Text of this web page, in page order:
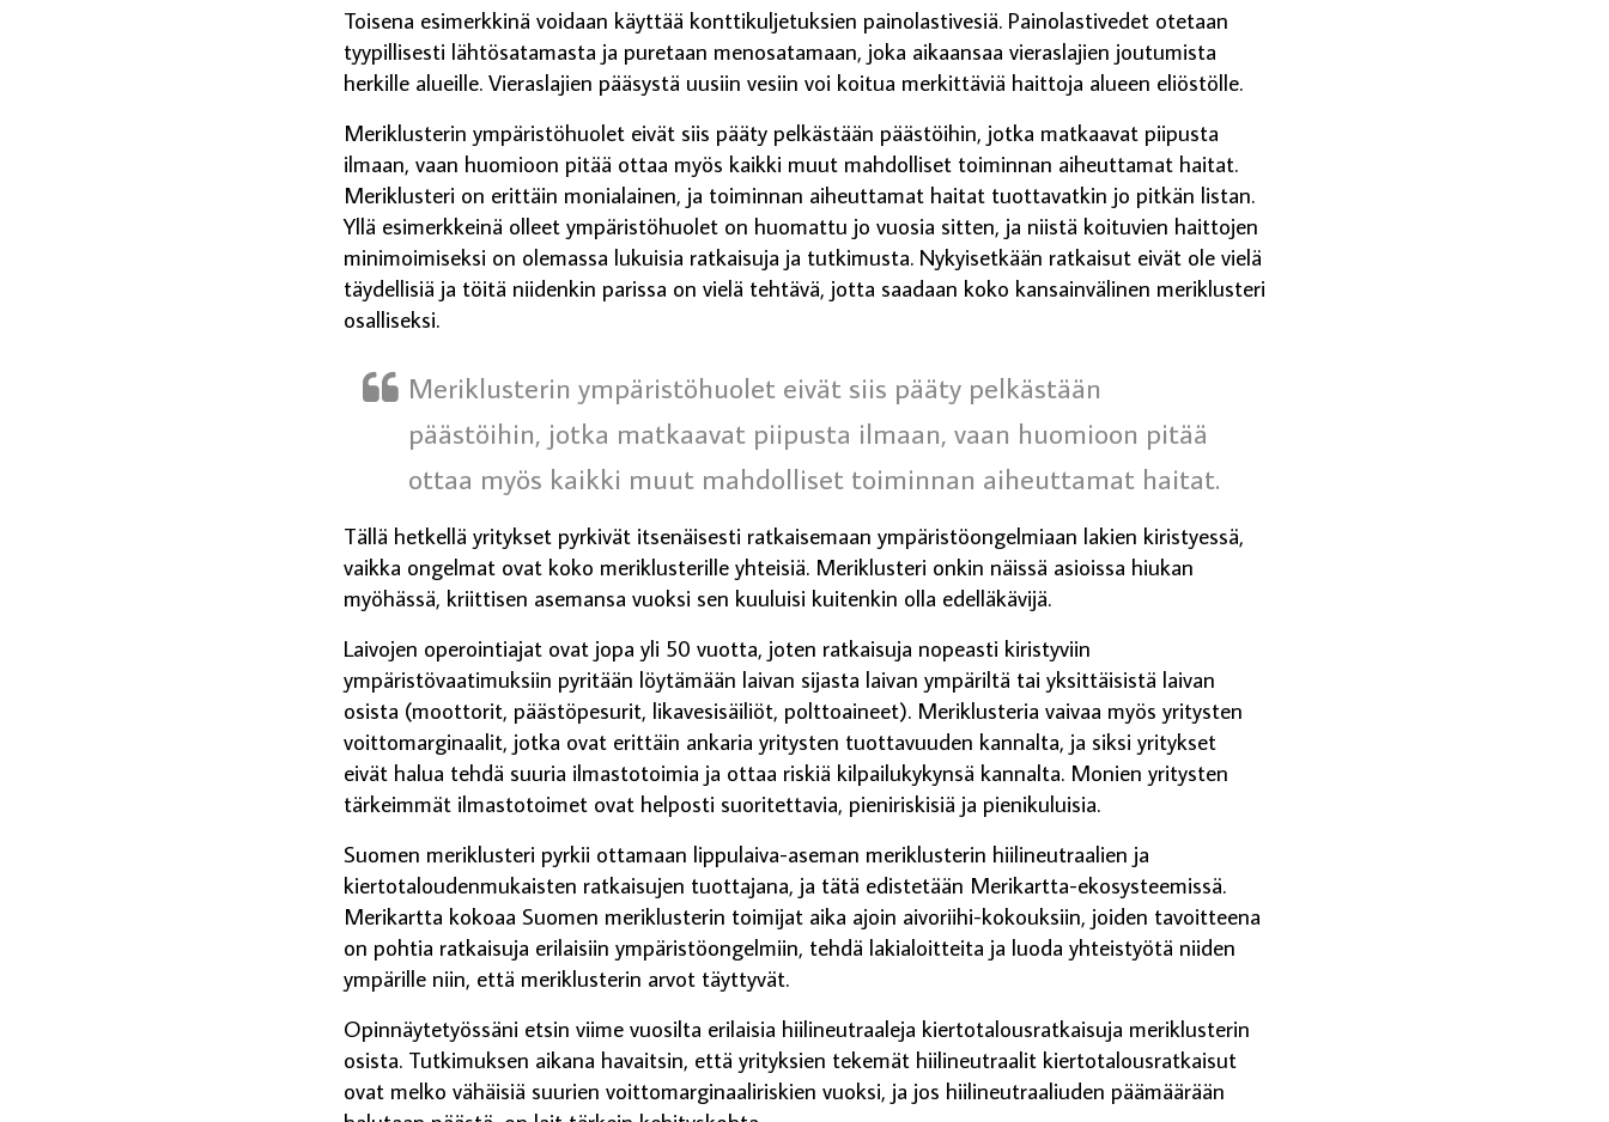
Toisena esimerkkinä voidaan käyttää konttikuljetuksien painolastivesiä. Painolastivedet otetaan
tyypillisesti lähtösatamasta ja puretaan menosatamaan, joka aikaansaa vieraslajien joutumista
herkille alueille. Vieraslajien pääsystä uusiin vesiin voi koitua merkittäviä haittoja alueen eliöstölle.
Meriklusterin ympäristöhuolet eivät siis pääty pelkästään päästöihin, jotka matkaavat piipusta
ilmaan, vaan huomioon pitää ottaa myös kaikki muut mahdolliset toiminnan aiheuttamat haitat.
Meriklusteri on erittäin monialainen, ja toiminnan aiheuttamat haitat tuottavatkin jo pitkän listan.
Yllä esimerkkeinä olleet ympäristöhuolet on huomattu jo vuosia sitten, ja niistä koituvien haittojen
minimoimiseksi on olemassa lukuisia ratkaisuja ja tutkimusta. Nykyisetkään ratkaisut eivät ole vielä
täydellisiä ja töitä niidenkin parissa on vielä tehtävä, jotta saadaan koko kansainvälinen meriklusteri
osalliseksi.
Meriklusterin ympäristöhuolet eivät siis pääty pelkästään
päästöihin, jotka matkaavat piipusta ilmaan, vaan huomioon pitää
ottaa myös kaikki muut mahdolliset toiminnan aiheuttamat haitat.
Tällä hetkellä yritykset pyrkivät itsenäisesti ratkaisemaan ympäristöongelmiaan lakien kiristyessä,
vaikka ongelmat ovat koko meriklusterille yhteisiä. Meriklusteri onkin näissä asioissa hiukan
myöhässä, kriittisen asemansa vuoksi sen kuuluisi kuitenkin olla edelläkävijä.
Laivojen operointiajat ovat jopa yli 50 vuotta, joten ratkaisuja nopeasti kiristyviin
ympäristövaatimuksiin pyritään löytämään laivan sijasta laivan ympäriltä tai yksittäisistä laivan
osista (moottorit, päästöpesurit, likavesisäiliöt, polttoaineet). Meriklusteria vaivaa myös yritysten
voittomarginaalit, jotka ovat erittäin ankaria yritysten tuottavuuden kannalta, ja siksi yritykset
eivät halua tehdä suuria ilmastotoimia ja ottaa riskiä kilpailukykynsä kannalta. Monien yritysten
tärkeimmät ilmastotoimet ovat helposti suoritettavia, pieniriskisiä ja pienikuluisia.
Suomen meriklusteri pyrkii ottamaan lippulaiva-aseman meriklusterin hiilineutraalien ja
kiertotaloudenmukaisten ratkaisujen tuottajana, ja tätä edistetään Merikartta-ekosysteemissä.
Merikartta kokoaa Suomen meriklusterin toimijat aika ajoin aivoriihi-kokouksiin, joiden tavoitteena
on pohtia ratkaisuja erilaisiin ympäristöongelmiin, tehdä lakialoitteita ja luoda yhteistyötä niiden
ympärille niin, että meriklusterin arvot täyttyvät.
Opinnäytetyössäni etsin viime vuosilta erilaisia hiilineutraaleja kiertotalousratkaisuja meriklusterin
osista. Tutkimuksen aikana havaitsin, että yrityksien tekemät hiilineutraalit kiertotalousratkaisut
ovat melko vähäisiä suurien voittomarginaaliriskien vuoksi, ja jos hiilineutraaliuden päämäärään